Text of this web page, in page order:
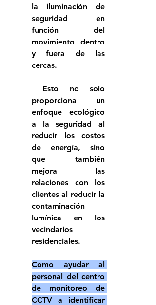
la iluminación de
seguridad en
función del
movimiento dentro
y fuera de las
cercas.
proporciona un
enfoque ecológico
a la seguridad al
reducir los costos
de energía, sino
que también
mejora las
relaciones con los
clientes al reducir la
contaminación
lumínica en los
vecindarios
residenciales.
Como ayudar al
personal del centro
de monitoreo de
CCTV a identificar